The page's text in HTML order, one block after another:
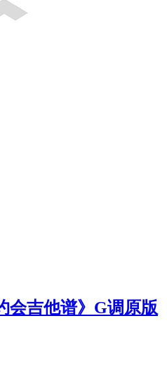
会吉他谱》G调原版